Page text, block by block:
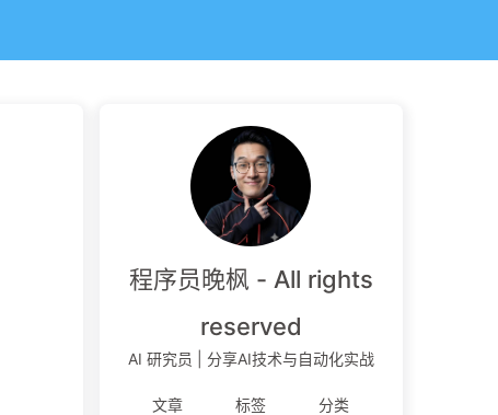
程序员晚枫 - All rights
reserved
AI 研究员 | 分享AI技术与自动化实战
文章 标签 分类